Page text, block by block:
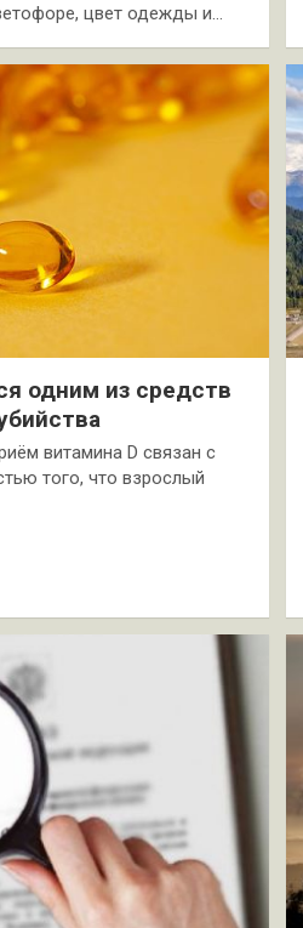
цвет одежды и…
одним из средств
витамина D связан с
того, что взрослый